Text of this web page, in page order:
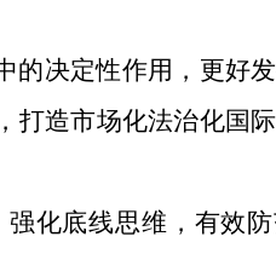
决定性作用，更好发
打造市场化法治化国
化底线思维，有效